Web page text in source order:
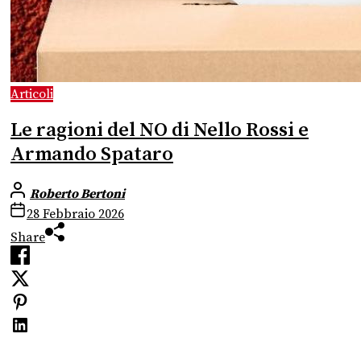
Articoli
Le ragioni del NO di Nello Rossi e
Armando Spataro
Roberto Bertoni
28 Febbraio 2026
Share